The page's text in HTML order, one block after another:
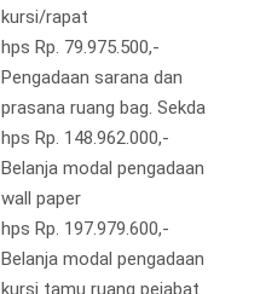
kursi/rapat
hps Rp. 79.975.500,-
Pengadaan sarana dan
prasana ruang bag. Sekda
hps Rp. 148.962.000,-
Belanja modal pengadaan
wall paper
hps Rp. 197.979.600,-
Belanja modal pengadaan
kursi tamu ruang pejabat